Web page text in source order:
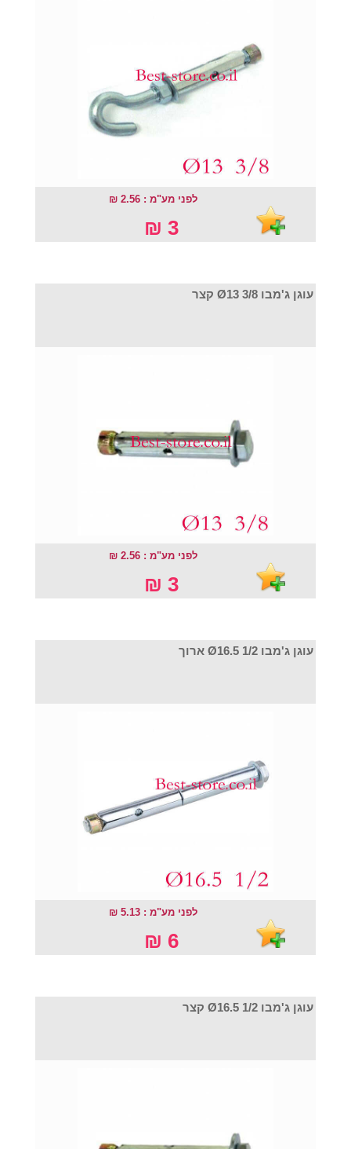
לפני מע"מ : 2.56 ₪
3 ₪
עוגן ג'מבו Ø13 3/8 קצר
לפני מע"מ : 2.56 ₪
3 ₪
עוגן ג'מבו Ø16.5 1/2 ארוך
לפני מע"מ : 5.13 ₪
6 ₪
עוגן ג'מבו Ø16.5 1/2 קצר